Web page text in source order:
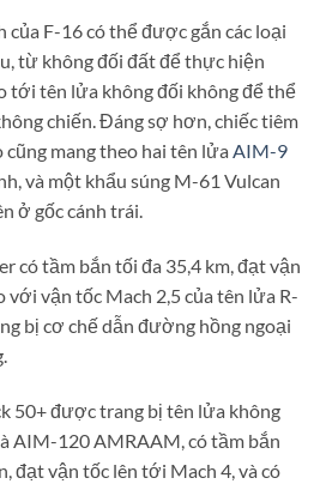
của F-16 có thể được gắn các loại
từ không đối đất để thực hiện
tới tên lửa không đối không để thể
chiến. Đáng sợ hơn, chiếc tiêm
mang theo hai tên lửa AIM-9
và một khẩu súng M-61 Vulcan
ở gốc cánh trái.
có tầm bắn tối đa 35,4 km, đạt vận
với vận tốc Mach 2,5 của tên lửa R-
bị cơ chế dẫn đường hồng ngoại
50+ được trang bị tên lửa không
AIM-120 AMRAAM, có tầm bắn
đạt vận tốc lên tới Mach 4, và có